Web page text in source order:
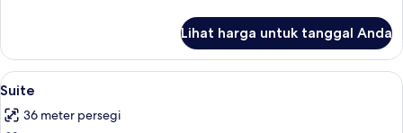
difabel,
Bebas
Asap
Rokok
Kamar,
Tempat
Queen,
Lihat harga untuk tanggal Anda
Lihat
semua
foto
Seprai premium, brankas, meja kerja,
12
Suite
36 meter persegi